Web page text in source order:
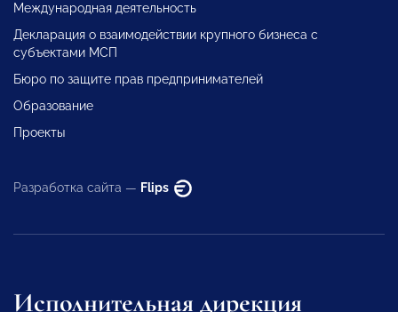
Международная деятельность
Декларация о взаимодействии крупного бизнеса с
субъектами МСП
Бюро по защите прав предпринимателей
Образование
Проекты
Разработка сайта — Flips
Исполнительная дирекция